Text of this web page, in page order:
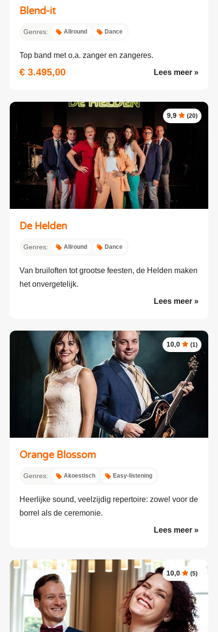
Blend-it
Genres: Allround Dance
Top band met o.a. zanger en zangeres.
€ 3.495,00 Lees meer »
9,9 (20)
De Helden
Genres: Allround Dance
Van bruiloften tot grootse feesten, de Helden maken
het onvergetelijk.
Lees meer »
10,0 (1)
Orange Blossom
Genres: Akoestisch Easy-listening
Heerlijke sound, veelzijdig repertoire: zowel voor de
borrel als de ceremonie.
Lees meer »
10,0 (5)